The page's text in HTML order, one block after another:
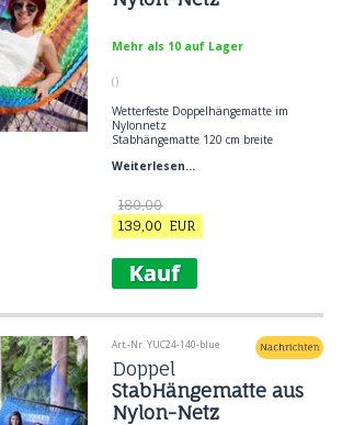
zum Beispiel wie auf dem
+ eine Farbe.
Hängematte in naturweiß
Mehr als 10 auf Lager
()
Wetterfeste Doppelhängematte im
Nylonnetz
Stabhängematte 120 cm breite
Insgesamt 3,80 Meter
Max. Belastung 250 kg
Weiterlesen...
180,00
139,00 EUR
Art.-Nr. YUC24-140-blue
Doppel
StabHängematte aus
Nylon-Netz